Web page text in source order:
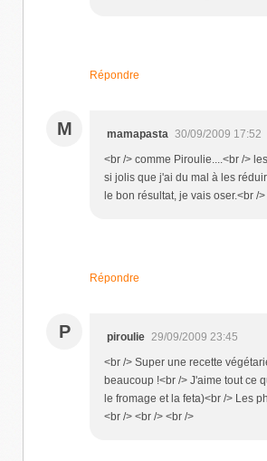
Répondre
M mamapasta 30/09/2009 17:52
<br /> comme Piroulie....<br />
si jolis que j'ai du mal à les
le bon résultat, je vais oser.<br /
Répondre
P piroulie 29/09/2009 23:45
<br /> Super une recette
beaucoup !<br /> J'aime tout ce
le fromage et la feta)<br /> Les
<br /> <br /> <br />